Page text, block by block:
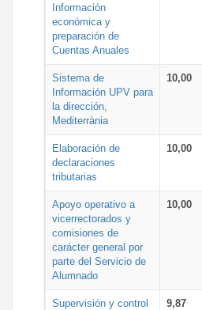
Información
económica y
preparación de
Cuentas Anuales
Sistema de
Información UPV para
la dirección,
Mediterrània
10,00
Elaboración de
declaraciones
tributarias
10,00
Apoyo operativo a
vicerrectorados y
comisiones de
carácter general por
parte del Servicio de
Alumnado
10,00
Supervisión y control
9,87